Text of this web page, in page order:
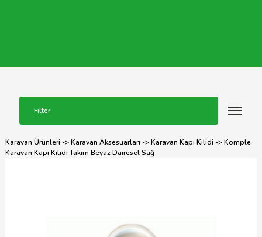
Filter
Karavan Ürünleri ->Karavan Aksesuarları ->Karavan Kapı Kilidi -> Komple
Karavan Kapı Kilidi Takım Beyaz Dairesel Sağ